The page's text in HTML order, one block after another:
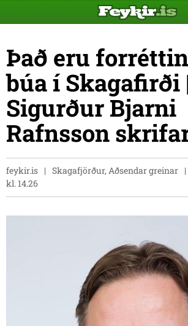
Það eru
búa í Skagafirði
Sigurður Bjarni
Rafnsson
feykir.is Skagafjörður, Aðsendar greinar
kl. 14.26